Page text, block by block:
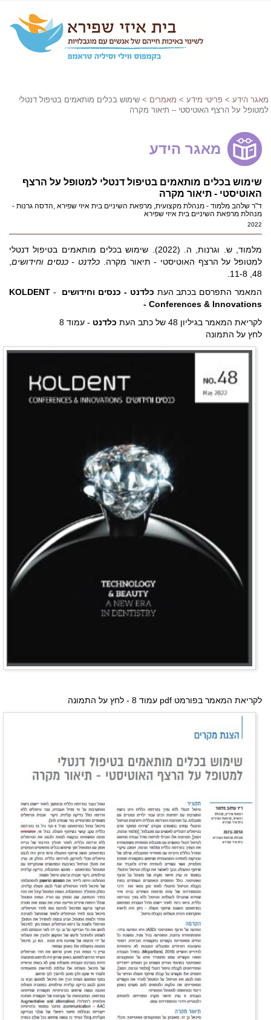
מאגר הידע > פריטי מידע > מאמרים > שימוש בכלים מותאמים בטיפול דנטלי
למטופל על הרצף האוטיסטי – תיאור מקרה
מאגר הידע
שימוש בכלים מותאמים בטיפול דנטלי למטופל על הרצף
האוטיסטי - תיאור מקרה
ד"ר שלהב מלמוד - מנהלת מקצועית, מרפאת השיניים בית איזי שפירא ,הדסה גרנות -
מנהלת מרפאת השיניים בית איזי שפירא
2022
מלמוד, ש. וגרנות, ה. (2022). שימוש בכלים מותאמים בטיפול דנטלי
למטופל על הרצף האוטיסטי - תיאור מקרה. כלדנט - כנסים וחידושים
48, 11-8.
המאמר התפרסם בכתב העת כלדנט - כנסים וחידושים -
KOLDENT
- Conferences & Innovations
לקריאת המאמר בגיליון 48 של כתב העת
כלדנט - עמוד 8
לחץ על התמונה
לקריאת המאמר בפורמט pdf עמוד 8 - לחץ על התמונה